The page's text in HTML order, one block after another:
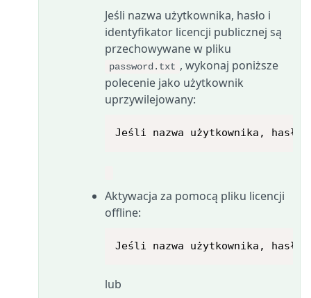
Jeśli nazwa użytkownika, hasło i
identyfikator licencji publicznej są
przechowywane w pliku
password.txt , wykonaj poniższe
polecenie jako użytkownik
uprzywilejowany:
Jeśli nazwa użytkownika,
Aktywacja za pomocą pliku licencji
offline:
Jeśli nazwa użytkownika,
lub